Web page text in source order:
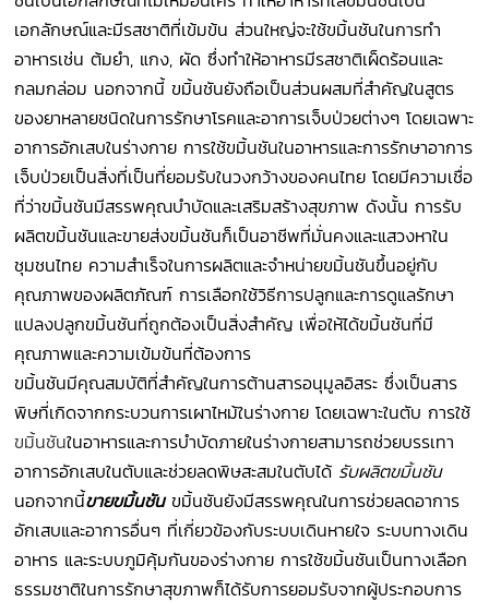
เอกลักษณ์และมีรสชาติที่เข้มข้น ส่วนใหญ่จะใช้ขมิ้นชันในการทำ
อาหารเช่น ต้มยำ, แกง, ผัด ซึ่งทำให้อาหารมีรสชาติเผ็ดร้อนและ
กลมกล่อม นอกจากนี้ ขมิ้นชันยังถือเป็นส่วนผสมที่สำคัญในสูตร
ของยาหลายชนิดในการรักษาโรคและอาการเจ็บป่วยต่างๆ โดยเฉพาะ
อาการอักเสบในร่างกาย การใช้ขมิ้นชันในอาหารและการรักษาอาการ
เจ็บป่วยเป็นสิ่งที่เป็นที่ยอมรับในวงกว้างของคนไทย โดยมีความเชื่อ
ที่ว่าขมิ้นชันมีสรรพคุณบำบัดและเสริมสร้างสุขภาพ ดังนั้น การรับ
ผลิตขมิ้นชันและขายส่งขมิ้นชันก็เป็นอาชีพที่มั่นคงและแสวงหาใน
ชุมชนไทย ความสำเร็จในการผลิตและจำหน่ายขมิ้นชันขึ้นอยู่กับ
คุณภาพของผลิตภัณฑ์ การเลือกใช้วิธีการปลูกและการดูแลรักษา
แปลงปลูกขมิ้นชันที่ถูกต้องเป็นสิ่งสำคัญ เพื่อให้ได้ขมิ้นชันที่มี
คุณภาพและความเข้มข้นที่ต้องการ
ขมิ้นชันมีคุณสมบัติที่สำคัญในการต้านสารอนุมูลอิสระ ซึ่งเป็นสาร
พิษที่เกิดจากกระบวนการเผาไหม้ในร่างกาย โดยเฉพาะในตับ การใช้
ขมิ้นชันในอาหารและการบำบัดภายในร่างกายสามารถช่วยบรรเทา
อาการอักเสบในตับและช่วยลดพิษสะสมในตับได้ รับผลิตขมิ้นชัน
นอกจากนี้ขายขมิ้นชันขมิ้นชันยังมีสรรพคุณในการช่วยลดอาการ
อักเสบและอาการอื่นๆ ที่เกี่ยวข้องกับระบบเดินหายใจ ระบบทางเดิน
อาหาร และระบบภูมิคุ้มกันของร่างกาย การใช้ขมิ้นชันเป็นทางเลือก
ธรรมชาติในการรักษาสุขภาพก็ได้รับการยอมรับจากผู้ประกอบการ